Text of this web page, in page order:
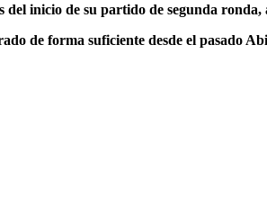
inicio de su partido de segunda ronda,
de forma suficiente desde el pasado